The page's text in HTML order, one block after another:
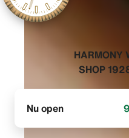
‭HARMONY
SHOP
Nu open